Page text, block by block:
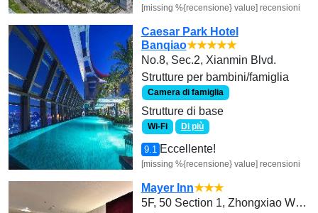
[missing %{recensione} value] recensioni
Caesar Park Hotel
Banqiao★★★★★
No.8, Sec.2, Xianmin Blvd.
Strutture per bambini/famiglia
Camera di famiglia
Strutture di base
Wi-Fi Di più
9.1 Eccellente!
[missing %{recensione} value] recensioni
Mayer Inn★★★
5F, 50 Section 1, Zhongxiao West Road